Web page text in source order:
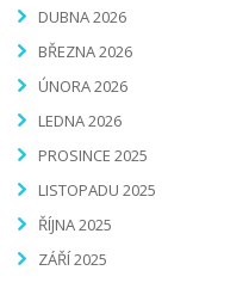
DUBNA 2026
BŘEZNA 2026
ÚNORA 2026
LEDNA 2026
PROSINCE 2025
LISTOPADU 2025
ŘÍJNA 2025
ZÁŘÍ 2025